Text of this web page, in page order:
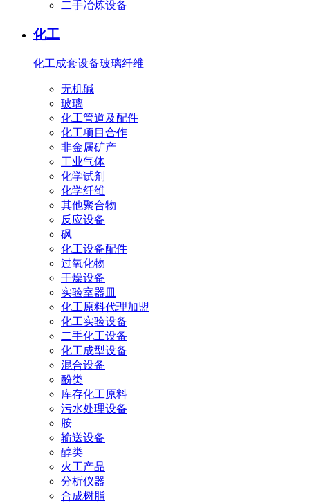
二手冶炼设备
化工
化工成套设备玻璃纤维
无机碱
玻璃
化工管道及配件
化工项目合作
非金属矿产
工业气体
化学试剂
化学纤维
其他聚合物
反应设备
砜
化工设备配件
过氧化物
干燥设备
实验室器皿
化工原料代理加盟
化工实验设备
二手化工设备
化工成型设备
混合设备
酚类
库存化工原料
污水处理设备
胺
输送设备
醇类
火工产品
分析仪器
合成树脂